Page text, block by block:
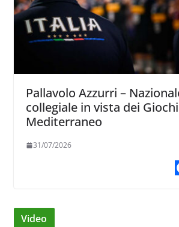
Pallavolo Azzurri –
collegiale in vista dei
Mediterraneo
31/07/2026
Video